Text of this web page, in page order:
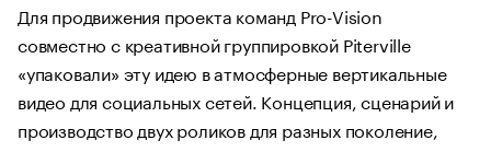
Для продвижения проекта команд Pro-Vision
совместно с креативной группировкой Piterville
«упаковали» эту идею в атмосферные вертикальные
видео для социальных сетей. Концепция, сценарий и
производство двух роликов для разных поколение,